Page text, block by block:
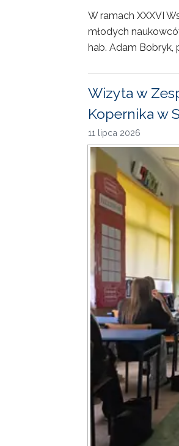
W ramach XXXVI
młodych
hab. Adam Bobryk,
Wizyta w
Kopernika w
11 lipca 2026